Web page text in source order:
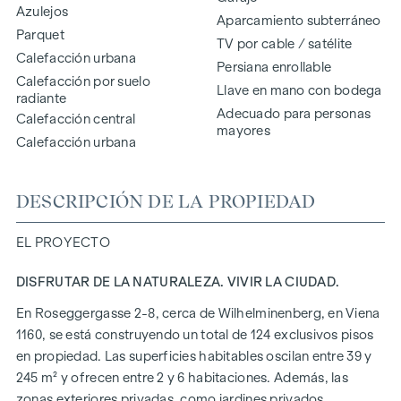
Azulejos
Parquet
Calefacción urbana
Calefacción por suelo
radiante
Calefacción central
Calefacción urbana
Aparcamiento subterráneo
TV por cable / satélite
Persiana enrollable
Llave en mano con bodega
Adecuado para personas
mayores
DESCRIPCIÓN DE LA PROPIEDAD
EL PROYECTO
DISFRUTAR DE LA NATURALEZA. VIVIR LA CIUDAD.
En Roseggergasse 2-8, cerca de Wilhelminenberg, en Viena
1160, se está construyendo un total de 124 exclusivos pisos
en propiedad. Las superficies habitables oscilan entre 39 y
245 m² y ofrecen entre 2 y 6 habitaciones. Además, las